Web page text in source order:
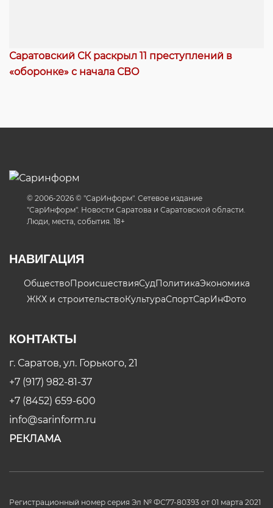
Саратовский СК раскрыл 11 преступлений в
«оборонке» с начала СВО
© 2006-2026 © "СарИнформ". Сетевое издание
"СарИнформ". Новости Саратова и Саратовской области.
Люди, места, события. 18+
НАВИГАЦИЯ
ОбществоПроисшествияСудПолитикаЭкономика
ЖКХ и строительствоКультураСпортСарИнФото
КОНТАКТЫ
г. Саратов, ул. Горького, 21
+7 (917) 982-81-37
+7 (8452) 659-600
info@sarinform.ru
РЕКЛАМА
Регистрационный номер серия Эл № ФС77-80393 от 01 марта 2021